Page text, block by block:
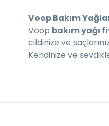
Voop Bakım
Voop bakım yağı
cildinize ve
Kendinize ve